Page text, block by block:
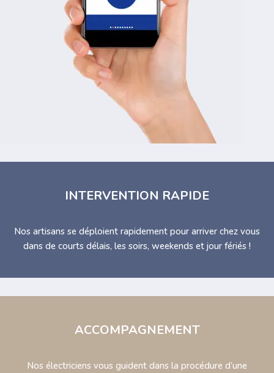
INTERVENTION RAPIDE
Nos artisans se déploient rapidement pour arriver chez vous
dans de courts délais, les soirs, weekends et jour fériés !
ACCOMPAGNEMENT
Nos électriciens vous guident dans la procédure d’une